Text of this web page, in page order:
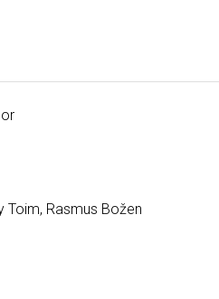
Toim, Rasmus Božen